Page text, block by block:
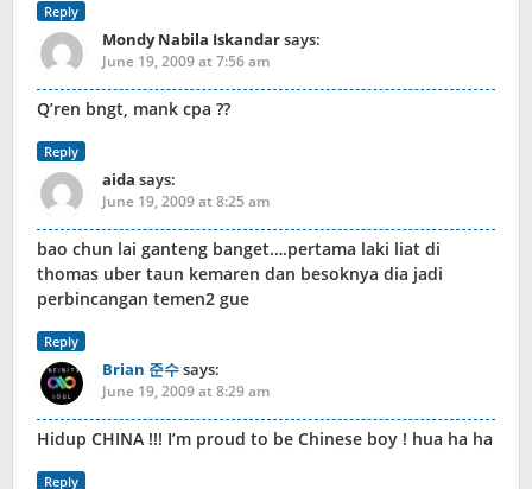
Reply
Mondy Nabila Iskandarsays:
June 19, 2009 at 7:56 am
Q’ren bngt, mank cpa ??
Reply
aida says:
June 19, 2009 at 8:25 am
bao chun lai ganteng banget….pertama laki liat di
thomas uber taun kemaren dan besoknya dia jadi
perbincangan temen2 gue
Reply
Brian 준수says:
June 19, 2009 at 8:29 am
Hidup CHINA !!! I’m proud to be Chinese boy ! hua ha ha
Reply